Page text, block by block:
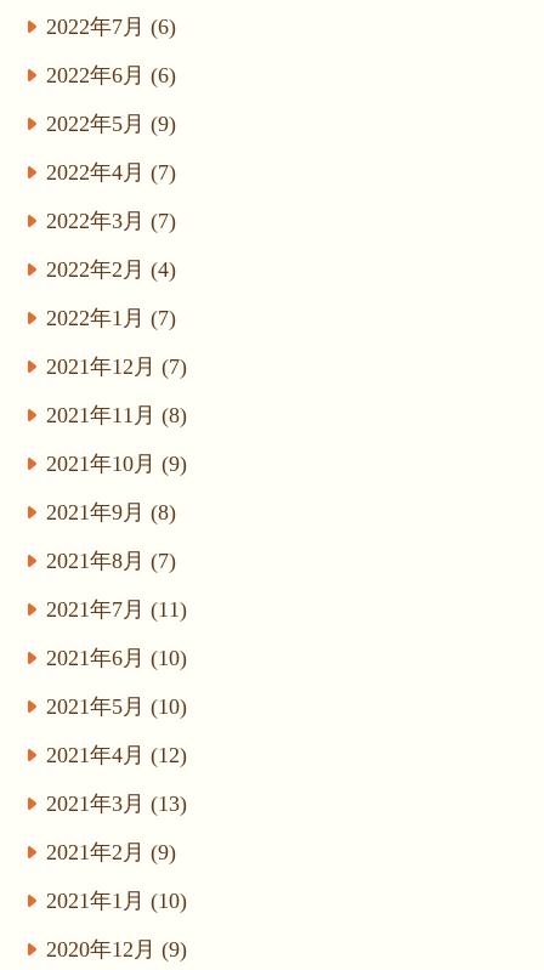
2022年7月 (6)
2022年6月 (6)
2022年5月 (9)
2022年4月 (7)
2022年3月 (7)
2022年2月 (4)
2022年1月 (7)
2021年12月 (7)
2021年11月 (8)
2021年10月 (9)
2021年9月 (8)
2021年8月 (7)
2021年7月 (11)
2021年6月 (10)
2021年5月 (10)
2021年4月 (12)
2021年3月 (13)
2021年2月 (9)
2021年1月 (10)
2020年12月 (9)